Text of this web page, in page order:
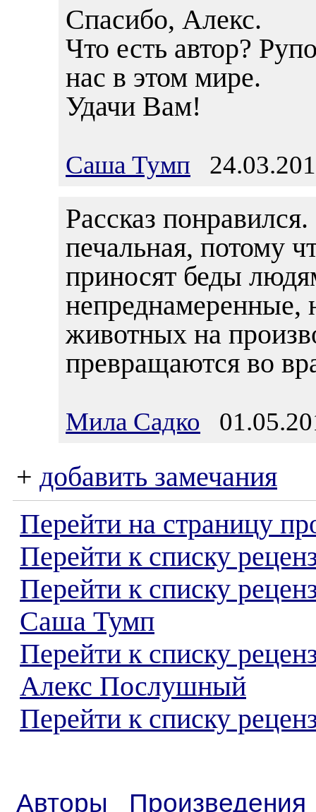
Спасибо, Алекс.
Что есть автор?
нас в этом мире.
Удачи Вам!
Саша Тумп
Рассказ
печальная, потому
приносят беды
животных на
превращаются во
Мила Садко
+ добавить замечания
Перейти на страницу
Перейти к списку
Перейти к списку
Саша Тумп
Перейти к списку
Алекс Послушный
Перейти к списку
Авторы
Произведения